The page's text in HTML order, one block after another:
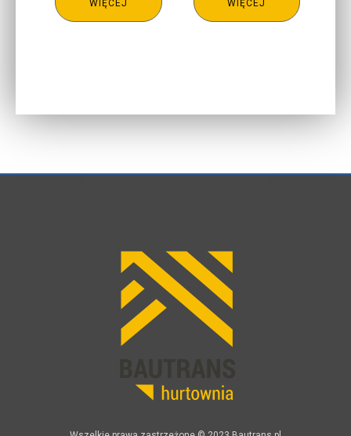
WIĘCEJ
WIĘCEJ